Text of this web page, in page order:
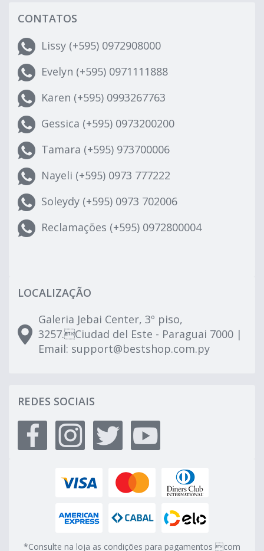
CONTATOS
Lissy (+595) 0972908000
Evelyn (+595) 0971111888
Karen (+595) 0993267763
Gessica (+595) 0973200200
Tamara (+595) 973700006
Nayeli (+595) 0973 777222
Soleydy (+595) 0973 702006
Reclamações (+595) 0972800004
LOCALIZAÇÃO
Galeria Jebai Center, 3º piso,
3257.Ciudad del Este - Paraguai 7000 |
Email: support@bestshop.com.py
REDES SOCIAIS
*Consulte na loja as condições para pagamentos com